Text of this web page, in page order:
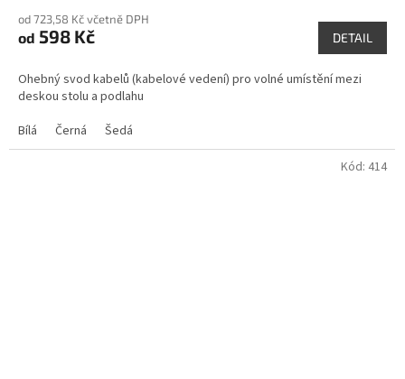
od 723,58 Kč včetně DPH
od 598 Kč DETAIL
Ohebný svod kabelů (kabelové vedení) pro volné umístění mezi
deskou stolu a podlahu
Bílá
Černá Šedá
Kód: 414